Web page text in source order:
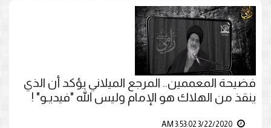
فضيحة المعممين.. المرجع الميلاني يؤكد أن الذي
ينقذ من الهلاك هو الإمام وليس الله "فيديـو" !